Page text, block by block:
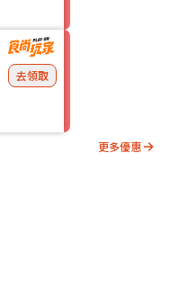
去領取
更多優惠